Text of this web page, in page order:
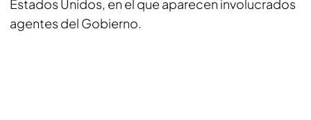
Estados Unidos, en el que aparecen involucrados
agentes del Gobierno.